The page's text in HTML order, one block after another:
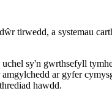
tirwedd, a systemau
sy'n gwrthsefyll
ar gyfer
hawdd.